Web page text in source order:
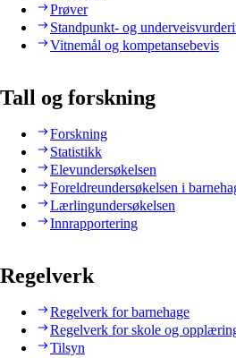
Prøver
Standpunkt- og
Vitnemål og kompetansebevis
Tall og forskning
Forskning
Statistikk
Elevundersøkelsen
Foreldreundersøkelsen i
Lærlingundersøkelsen
Innrapportering
Regelverk
Regelverk for barnehage
Regelverk for skole og
Tilsyn